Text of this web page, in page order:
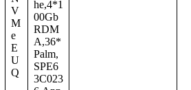
V
M
e
E
U
Q
he,4*1
00Gb
RDM
A,36*
Palm,
SPE6
3C023